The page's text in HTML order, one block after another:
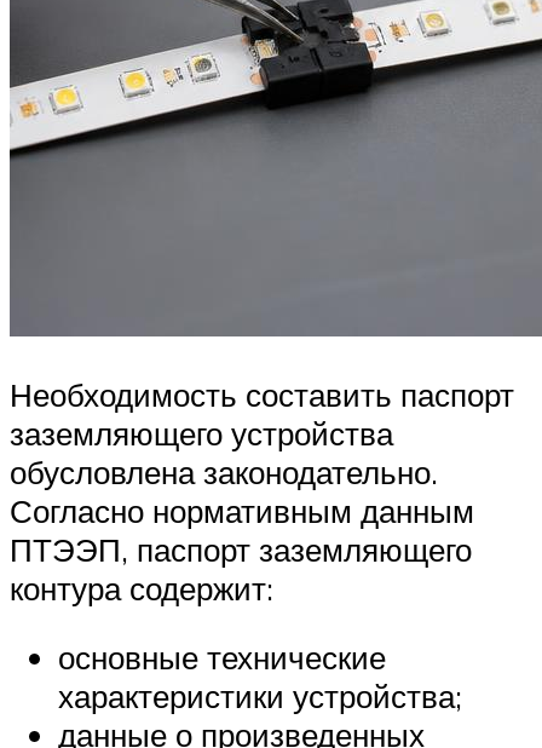
Необходимость составить паспорт
заземляющего устройства
обусловлена законодательно.
Согласно нормативным данным
ПТЭЭП, паспорт заземляющего
контура содержит:
основные технические
характеристики устройства;
данные о произведенных